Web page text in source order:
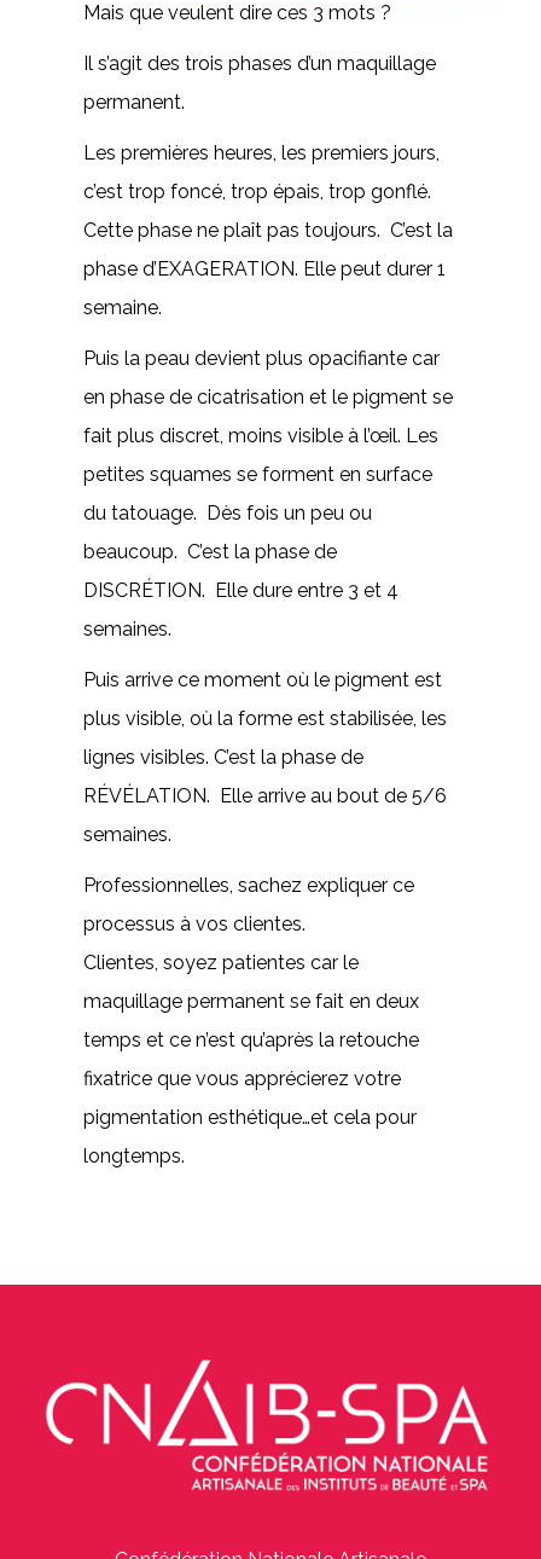
Mais que veulent dire ces 3 mots ?
Il s’agit des trois phases d’un maquillage
permanent.
Les premières heures, les premiers jours,
c’est trop foncé, trop épais, trop gonflé.
Cette phase ne plaît pas toujours. C’est la
phase d’EXAGERATION. Elle peut durer 1
semaine.
Puis la peau devient plus opacifiante car
en phase de cicatrisation et le pigment se
fait plus discret, moins visible à l’œil. Les
petites squames se forment en surface
du tatouage. Dès fois un peu ou
beaucoup. C’est la phase de
DISCRÉTION. Elle dure entre 3 et 4
semaines.
Puis arrive ce moment où le pigment est
plus visible, où la forme est stabilisée, les
lignes visibles. C’est la phase de
RÉVÉLATION. Elle arrive au bout de 5/6
semaines.
Professionnelles, sachez expliquer ce
processus à vos clientes.
Clientes, soyez patientes car le
maquillage permanent se fait en deux
temps et ce n’est qu’après la retouche
fixatrice que vous apprécierez votre
pigmentation esthétique…et cela pour
longtemps.